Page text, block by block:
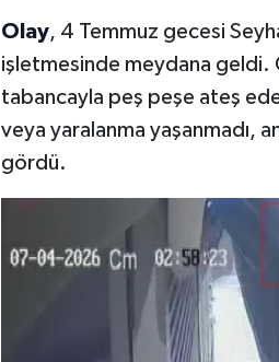
Olay, 4 Temmuz gecesi
işletmesinde meydana geldi.
tabancayla peş peşe ateş
veya yaralanma yaşanmadı,
gördü.